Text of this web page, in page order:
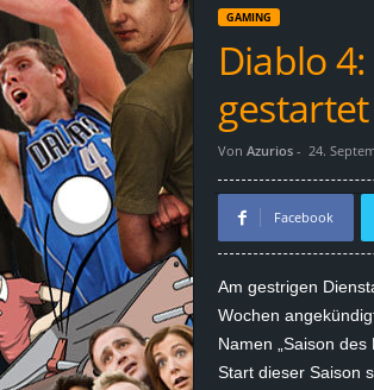
i
n
s
GAMING
Diablo
gestartet
Von Azurios- 24.
Facebook
Am gestrigen
Wochen
Namen „Saison
Start dieser Saison